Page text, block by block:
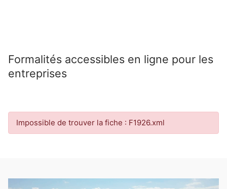
Formalités accessibles en ligne pour les
entreprises
Impossible de trouver la fiche : F1926.xml